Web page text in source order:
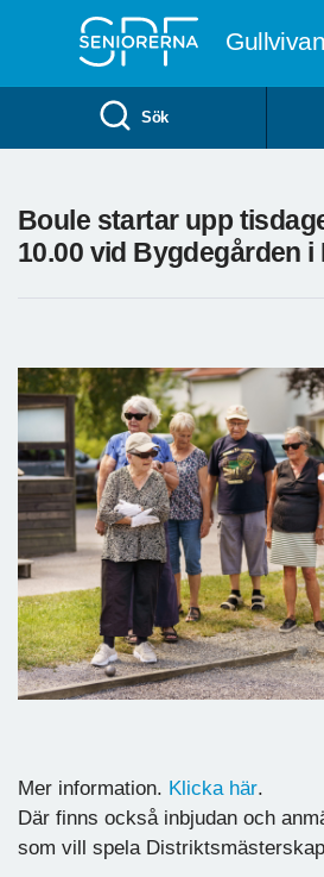
Sök
Boule startar upp
10.00 vid Bygdegården
Mer information. Klicka här.
Där finns också inbjudan och
som vill spela